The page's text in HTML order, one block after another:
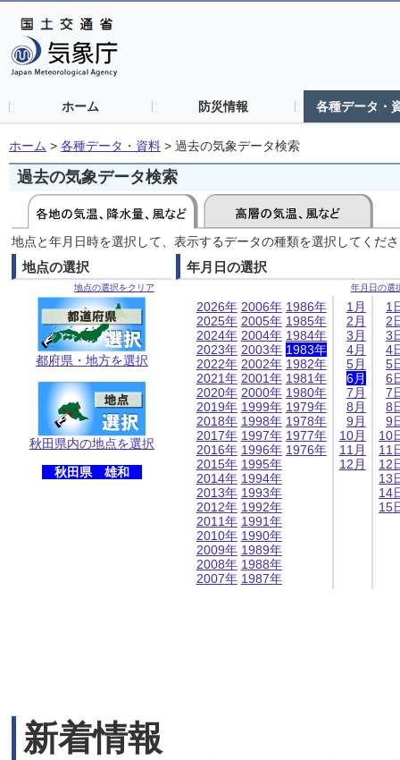
ホーム 防災情報 各種データ・
ホーム > 各種データ・資料 > 過去の気象データ検索
過去の気象データ検索
地点と年月日時を選択して、表示するデータの種類を選択してくだ
地点の選択
地点の選択をクリア
都府県・地方を選択
秋田県内の地点を選択
秋田県 雄和
年月日の選択
年月日の選
2026年
2025年
2024年
2023年
2022年
2021年
2020年
2019年
2018年
2017年
2016年
2015年
2014年
2013年
2012年
2011年
2010年
2009年
2008年
2007年
2006年
2005年
2004年
2003年
2002年
2001年
2000年
1999年
1998年
1997年
1996年
1995年
1994年
1993年
1992年
1991年
1990年
1989年
1988年
1987年
1986年
1985年
1984年
1983年
1982年
1981年
1980年
1979年
1978年
1977年
1976年
1月
2月
3月
4月
5月
6月
7月
8月
9月
10月
11月
12月
1
2
3
4
5
6
7
8
9
10
11
12
13
14
15
新着情報